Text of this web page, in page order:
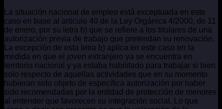
La situación nacional de empleo está exceptuada en este
caso en base al artículo 40 de la Ley Orgánica 4/2000, de 11
de enero, por su letra b) que se refiere a los titulares de una
autorización previa de trabajo que pretendan su renovación.
La excepción de esta letra b) aplica en este caso en la
medida en que el joven extranjero ya se encuentra en
territorio nacional y ya estaba habilitado para trabajar si bien
solo respecto de aquellas actividades que en su momento
hubieran sido objeto de específica autorización por haber
sido recomendadas por la entidad de protección de menores
al entender que favorecen su integración social. Lo que